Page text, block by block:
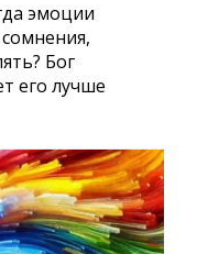
эмоции
Бог
его лучше